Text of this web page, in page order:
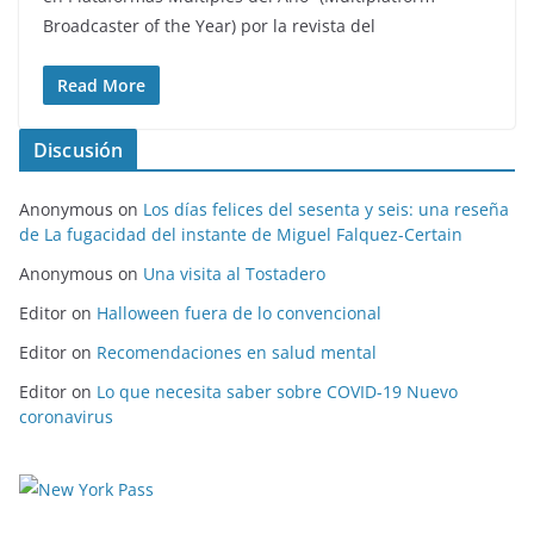
Broadcaster of the Year) por la revista del
Read More
Discusión
Anonymous on Los días felices del sesenta y seis: una reseña
de La fugacidad del instante de Miguel Falquez-Certain
Anonymous on Una visita al Tostadero
Editor on Halloween fuera de lo convencional
Editor on Recomendaciones en salud mental
Editor on Lo que necesita saber sobre COVID-19 Nuevo
coronavirus